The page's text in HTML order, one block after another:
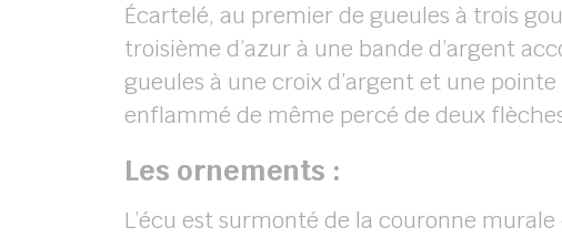
Écartelé, au premier de gueules à trois
troisième d’azur à une bande d’argent
gueules à une croix d’argent et une
enflammé de même percé de deux
Les ornements :
L’écu est surmonté de la couronne